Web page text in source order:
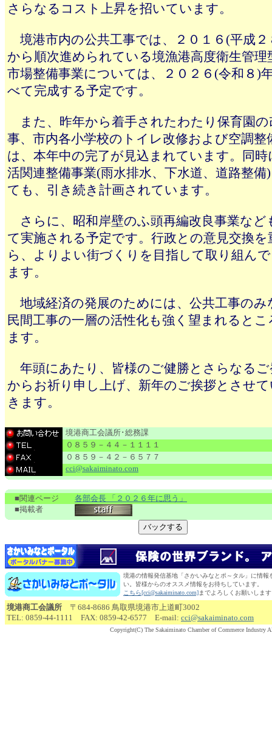
さらなるコスト上昇を招いています。
境港市内の公共工事では、２０１６(平成２
から順次進められている境漁港高度衛生管理
市場整備事業については、２０２６(令和８)
べて完成する予定です。
また、昨年から着手されたわたり保育園の
事、市内各小学校のトイレ改修および空調整
は、本年中の完了が見込まれています。同時
活関連整備事業(雨水排水、下水道、道路整備
ても、引き続き計画されています。
さらに、昭和岸壁のふ頭再編改良事業など
て実施される予定です。行政との意見交換を
ら、よりよい街づくりを目指して取り組ん
ます。
地域経済の発展のためには、公共工事のみ
民間工事の一層の活性化も強く望まれると
ます。
年頭にあたり、皆様のご健勝とさらなるご
からお祈り申し上げ、新年のご挨拶とさせ
きます。
境港商工会議所･総務課
０８５９－４４－１１１１
０８５９－４２－６５７７
cci@sakaiminato.com
■関連ページ
各部会長 「２０２６年に思う」
■掲載者
境港の情報発信基地「さかいみなとポ～タル」に情報
い。皆様からのオススメ情報をお待ちしています。
こちら[cci@sakaiminato.com]までよろしくお願いしま
境港商工会議所 〒684-8686 鳥取県境港市上道町3002
TEL: 0859-44-1111 FAX: 0859-42-6577 E-mail: cci@sakaiminato.com
Copyright(C) The Sakaiminato Chamber of Commerce Industry